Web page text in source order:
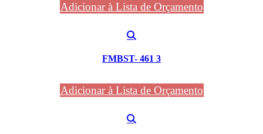
Adicionar à Lista de Orçamento
FMBST- 461 3
Adicionar à Lista de Orçamento